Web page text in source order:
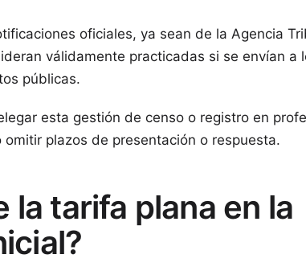
oficiales, ya sean de la Agencia
válidamente practicadas si se envían a
públicas.
esta gestión de censo o registro en
plazos de presentación o respuesta.
la tarifa plana en la